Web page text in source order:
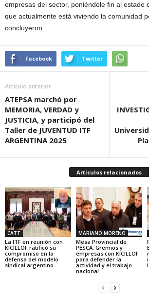
empresas del sector, poniéndole fin al estado
que actualmente está viviendo la comunidad
concluyeron.
Facebook Twitter
Artículo anterior
ATEPSA marchó por
MEMORIA, VERDAD y
JUSTICIA, y participó del
Taller de JUVENTUD ITF
ARGENTINA 2025
Artículos relacionados
CATT
La ITF en reunión con
KICILLOF ratificó su
compromiso en la
defensa del modelo
sindical argentino
MARIANO MORENO
Mesa Provincial de
PESCA: Gremios y
empresas con KICILLOF
para defender la
actividad y el trabajo
nacional